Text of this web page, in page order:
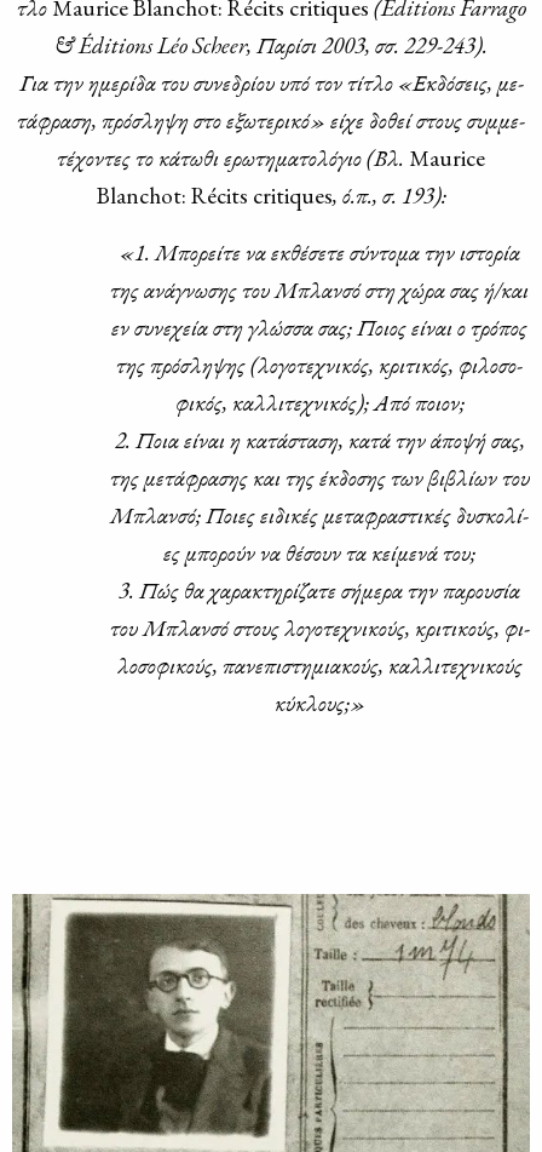
τλοΜaurice Blanchot: Récits critiques (ÉditionsFarrago
& ÉditionsLéoScheer, Πα­ρί­σι 2003, σσ. 229-243).
Για την ημε­ρί­δα του συ­νε­δρί­ου υπό τον τί­τλο «Εκ­δό­σεις, με­
τά­φρα­ση, πρό­σλη­ψη στο εξω­τε­ρι­κό» εί­χε δο­θεί στους συμ­με­
τέ­χο­ντες το κά­τω­θι ερω­τη­μα­το­λό­γιο (Βλ. Μaurice
Blanchot: Récits critiques, ό.π., σ. 193):
«1. Μπο­ρεί­τε να εκ­θέ­σε­τε σύ­ντο­μα την ιστο­ρία
της ανά­γνω­σης του Μπλαν­σό στη χώ­ρα σας ή/και
εν συ­νε­χεία στη γλώσ­σα σας; Ποιος εί­ναι ο τρό­πος
της πρό­σλη­ψης (λο­γο­τε­χνι­κός, κρι­τι­κός, φι­λο­σο­
φι­κός, καλ­λι­τε­χνι­κός); Από ποιον;
2. Ποια εί­ναι η κα­τά­στα­ση, κα­τά την άπο­ψή σας,
της με­τά­φρα­σης και της έκ­δο­σης των βι­βλί­ων του
Μπλαν­σό; Ποιες ει­δι­κές με­τα­φρα­στι­κές δυ­σκο­λί­
ες μπο­ρούν να θέ­σουν τα κεί­με­νά του;
3. Πώς θα χα­ρα­κτη­ρί­ζα­τε σή­με­ρα την πα­ρου­σία
του Μπλαν­σό στους λο­γο­τε­χνι­κούς, κρι­τι­κούς, φι­
λο­σο­φι­κούς, πα­νε­πι­στη­μια­κούς, καλ­λι­τε­χνι­κούς
κύ­κλους;»